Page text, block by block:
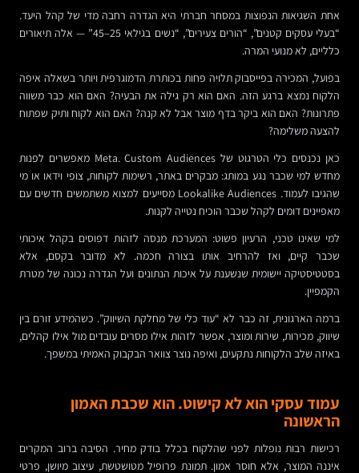
אחת השגיאות הנפוצות במסחר חברתי היא הגדרה רחבה מדי של קהל היעד.
“בעלי עסקים קטנים”, “הורים צעירים”, “נשים בגילאי 25–45” — אלה תיאורים
כלליים, לא מנועי המרה.
בפועל, המכירה בפייסבוק תלויה פחות בכותרת הדמוגרפית ויותר בשאלה איפה
הלקוח נמצא ברגע הזה. האם הוא רק גילה את הבעיה? האם הוא כבר משווה
פתרונות? האם הוא ביקר בדף מוצר אבל לא קנה? האם הוא לקוח ותיק שפתוח
להצעה משלימה?
כאן נכנסים כלי הטרגוט של Meta. Custom Audiences מאפשרים לפנות
מחדש למי שכבר נגע במותג: מבקרים באתר, רשימות לקוחות, צופי וידאו או מי
שהגיבו לעמוד. Lookalike Audiences מסייעים למצוא משתמשים חדשים עם
מאפיינים דומים לקהל שכבר הוכיח נטייה לקנות.
למי שאינו טכני, הרעיון פשוט: המערכת מנסה לזהות דפוסים בקהל איכותי
שכבר קיים, ואז להרחיב אותו בצורה חכמה. לא מדובר בקסם, אלא
בסטטיסטיקה יישומית שנשענת על איכות הנתונים ועל הגדרה נכונה של מטרת
הקמפיין.
ברמה הארגונית, זה כבר לא “עוד כלי של מחלקת השיווק”. כשהמידע זורם בין
שיווק, מכירות, שירות ומוצר, אפשר לזהות אילו מסרים עובדים מול אילו קהלים,
באיזה שלב הלקוחות נתקעים, ואיפה נוצר צוואר הבקבוק האמיתי במשפך.
עמוד עסקי הוא לא קישוט. הוא שכבת האמון
הראשונה
רכישות רבות נופלות לפני שהלקוח בכלל בודק מחיר. הסיבה ברוב המקרים
איננה המוצר, אלא חוסר אמון. תמונת פרופיל מטושטשת, עיצוב מיושן, פרטי